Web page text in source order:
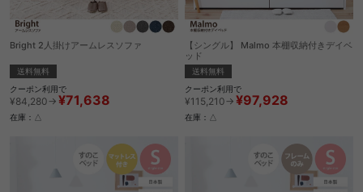
Bright 2人掛けアームレスソファ
送料無料
クーポン利用で
¥84,280→ ¥71,638
在庫：△
【シングル】 Malmo 本棚収納付きデイベ
ッド
送料無料
クーポン利用で
¥115,210→ ¥97,928
在庫：△